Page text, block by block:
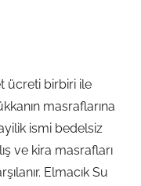
ücreti birbiri ile
masraflarına
ismi bedelsiz
ve kira masrafları
Elmacık Su